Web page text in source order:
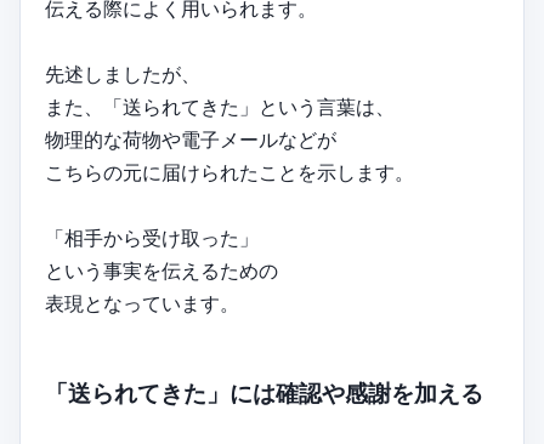
伝える際によく用いられます。
先述しましたが、
また、「送られてきた」という言葉は、
物理的な荷物や電子メールなどが
こちらの元に届けられたことを示します。
「相手から受け取った」
という事実を伝えるための
表現となっています。
「送られてきた」には確認や感謝を加える